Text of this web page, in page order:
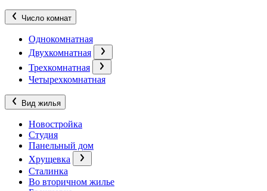
Число комнат
Однокомнатная
Двухкомнатная
Трехкомнатная
Четырехкомнатная
Вид жилья
Новостройка
Студия
Панельный дом
Хрущевка
Сталинка
Во вторичном жилье